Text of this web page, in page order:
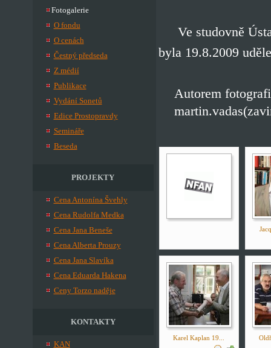
Fotogalerie
O fondu
O cenách
Čestný předseda
Z médií
Publikace
Vydání Sonetů
Edice Prostopravdy
Semináře
Beseda
PROJEKTY
Cena Antonína Švehly
Cena Rudolfa Medka
Cena Jana Beneše
Cena Alberta Prouzy
Cena Jana Slavíka
Cena Eduarda Hakena
Ceny Torzo naděje
KONTAKTY
KAN
Ve studovně
byla 19.8.2009
Autorem
Karel Kaplan 19...